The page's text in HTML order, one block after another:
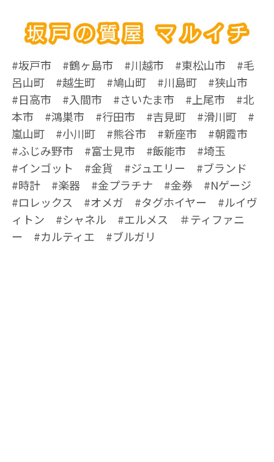
#坂戸市 #鶴ヶ島市 #川越市 #東松山市 #毛
呂山町 #越生町 #鳩山町 #川島町 #狭山市
#日高市 #入間市 #さいたま市 #上尾市 #北
本市 #鴻巣市 #行田市 #吉見町 #滑川町 #
嵐山町 #小川町 #熊谷市 #新座市 #朝霞市
#ふじみ野市 #富士見市 #飯能市 #埼玉
#インゴット #金貨 #ジュエリー #ブランド
#時計 #楽器 #金プラチナ #金券 #Nゲージ
#ロレックス #オメガ #タグホイヤー #ルイヴ
ィトン #シャネル #エルメス ＃ティファニ
ー #カルティエ #ブルガリ